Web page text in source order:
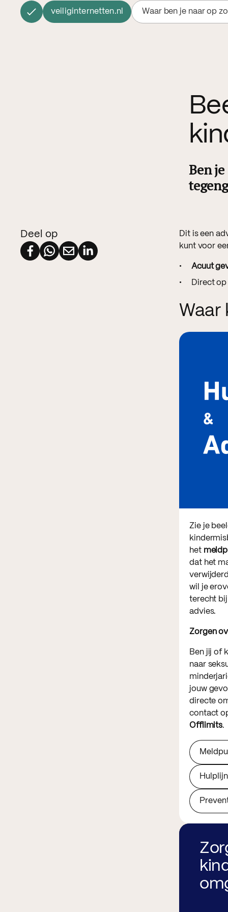
veiliginternetten.nl Waar ben je naar op
Ben
Dit is een
kunt voor
Acuut
Direct
Waar
Zie je
het
dat het
wil je
terecht
advies.
Zorgen
Ben jij of
naar
jouw
directe
contact
Offlimits.
Deel op